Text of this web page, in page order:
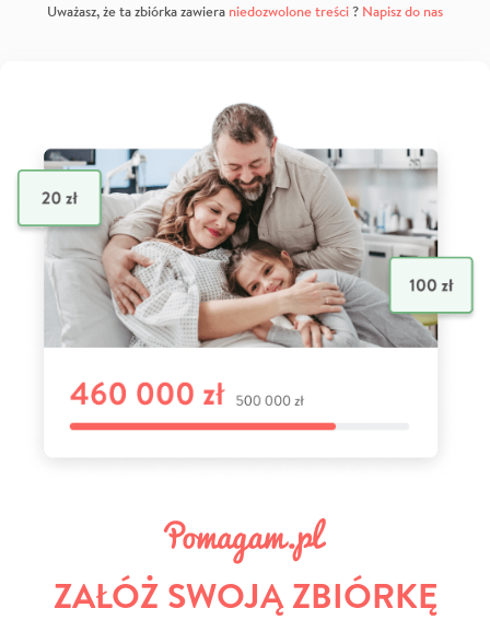
Uważasz, że ta zbiórka zawiera niedozwolone treści? Napisz do nas
ZAŁÓŻ SWOJĄ ZBIÓRKĘ